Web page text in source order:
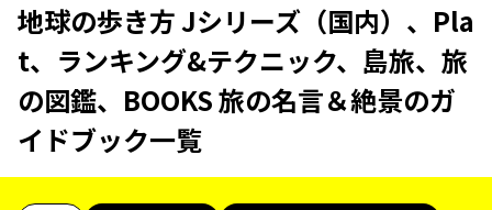
地球の歩き方 Jシリーズ（国内）、Pla
t、ランキング&テクニック、島旅、旅
の図鑑、BOOKS 旅の名言＆絶景のガ
イドブック一覧